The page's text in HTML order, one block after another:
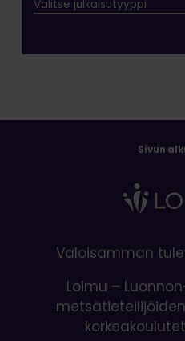
Sivun
Valoisamman
Loimu –